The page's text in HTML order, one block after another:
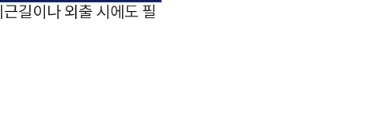
길이나 외출 시에도 필